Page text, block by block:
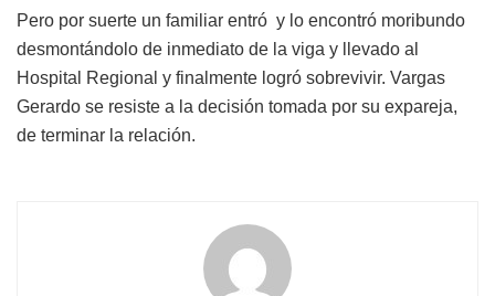
Pero por suerte un familiar entró y lo encontró moribundo
desmontándolo de inmediato de la viga y llevado al
Hospital Regional y finalmente logró sobrevivir. Vargas
Gerardo se resiste a la decisión tomada por su expareja,
de terminar la relación.